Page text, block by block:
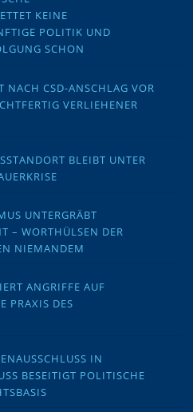
KEINE
POLITIK UND
SCHON
NACH CSD-ANSCHLAG VOR
VERLIEHENER
BLEIBT UNTER
UNTERGRÄBT
– WORTHÜLSEN DER
NIEMANDEM
ANGRIFFE AUF
PRAXIS DES
IN
BESEITIGT POLITISCHE